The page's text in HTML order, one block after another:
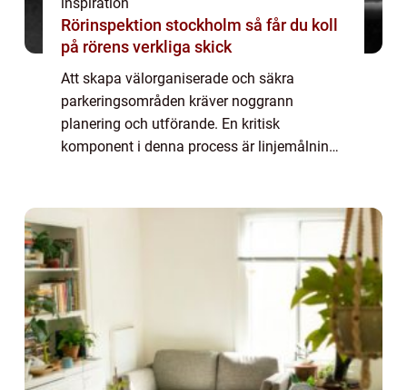
Rörinspektion stockholm så får du koll
på rörens verkliga skick
Att skapa välorganiserade och säkra
parkeringsområden kräver noggrann
planering och utförande. En kritisk
komponent i denna process är linjemålning